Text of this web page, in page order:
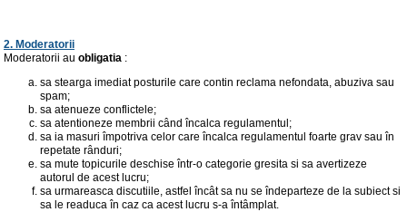
2. Moderatorii
Moderatorii au obligatia :
sa stearga imediat posturile care contin reclama nefondata, abuziva sau
spam;
sa atenueze conflictele;
sa atentioneze membrii când încalca regulamentul;
sa ia masuri împotriva celor care încalca regulamentul foarte grav sau în
repetate rânduri;
sa mute topicurile deschise într-o categorie gresita si sa avertizeze
autorul de acest lucru;
sa urmareasca discutiile, astfel încât sa nu se îndeparteze de la subiect si
sa le readuca în caz ca acest lucru s-a întâmplat.